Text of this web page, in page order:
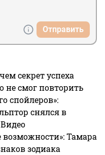
Отправить
секрет успеха
не смог повторить
спойлеров»:
снялся в
возможности»: Тамара
зодиака